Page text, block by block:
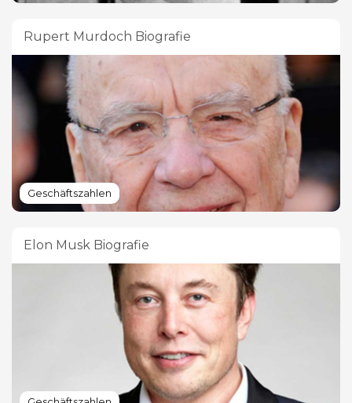
Rupert Murdoch Biografie
Geschäftszahlen
Elon Musk Biografie